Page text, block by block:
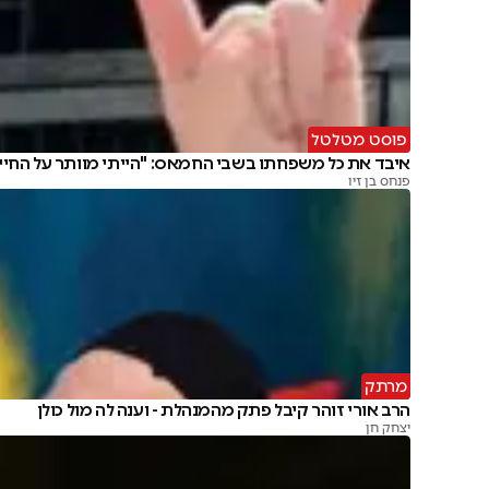
פוסט מטלטל
איבד את כל משפחתו בשבי החמאס: "הייתי מוותר על
פנחס בן זיו
מרתק
הרב אורי זוהר קיבל פתק מהמנהלת - וענה לה מול כולן
יצחק חן